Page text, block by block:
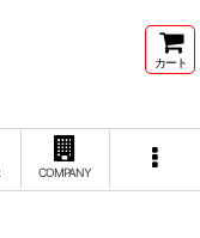
カート
COMPANY